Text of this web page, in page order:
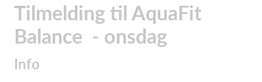
Tilmelding til AquaFit
Balance - onsdag
Info